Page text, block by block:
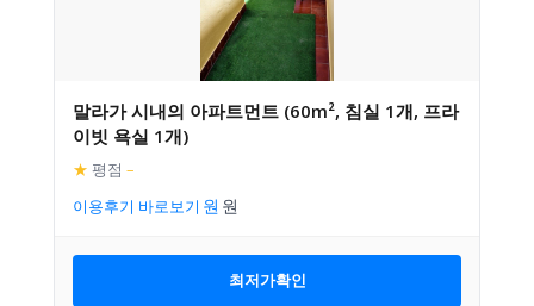
말라가 시내의 아파트먼트 (60m², 침실 1개, 프라
이빗 욕실 1개)
★ 평점 –
이용후기 바로보기
최저가확인